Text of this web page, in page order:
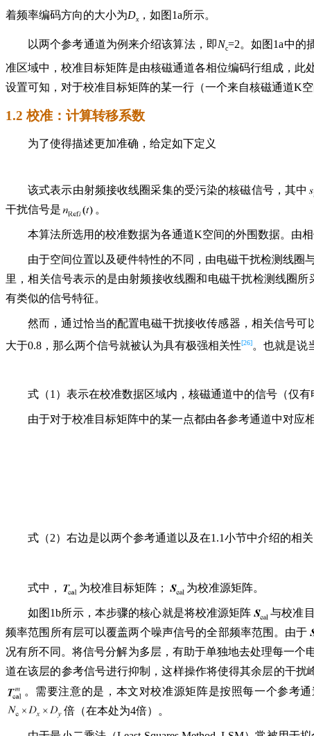
着频率编码方向的大小为Dx ，如图1a所示。
以两个参考通道为例来介绍该算法，即Nc=2。如图1a中的
准区域中，校准目标矩阵是由核磁通道各相位编码行组成，
设置可知，对于校准目标矩阵的某一行（一个来自核磁通道K
1.2 校准：计算转移系数
为了使得描述更加准确，给定如下定义
该式表示由射频接收线圈采集的受污染的核磁信号，其中
干扰信号是
。
本算法所选用的校准数据为各通道K空间的外围数据。由
由于空间位置以及硬件特性的不同，由电磁干扰检测线
里，相关信号表示的是由射频接收线圈和电磁干扰检测线圈
有类似的信号特征。
然而，通过恰当的配置电磁干扰接收传感器，相关信号可
大于0.8，那么两个信号就被认为具有极强相关性[26]。也就是说
式（1）表示在校准数据区域内，核磁通道中的信号（仅
由于对于校准目标矩阵中的某一点都由各参考通道中对应
式（2）右边是以两个参考通道以及在1.1小节中介绍的相
式中， 为校准目标矩阵； 为校准源矩阵。
如图1b所示，本步骤的核心就是将校准源矩阵 与校准
频率范围所有层可以覆盖两个噪声信号的全部频率范围。由于
况有所不同。将信号分解为多层，有助于单独地去处理每一
道在该层的参考信号进行抑制，这样操作将使得其余层的干
。需要注意的是，本文对校准源矩阵是按照每一个参考
倍（在本处为4倍）。